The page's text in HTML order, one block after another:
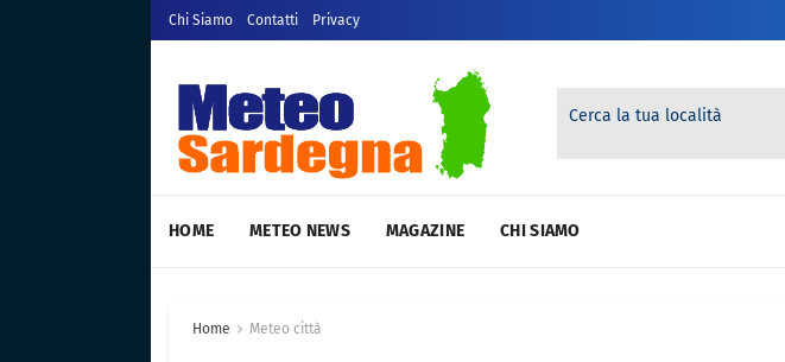
Chi Siamo Contatti Privacy
Cerca la tua località
HOME METEO NEWS MAGAZINE CHI SIAMO
Home Meteo città